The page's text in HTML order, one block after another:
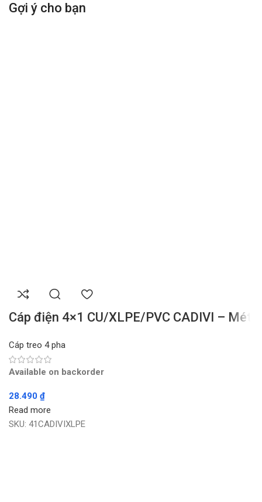
Gợi ý cho bạn
Cáp điện 4×1 CU/XLPE/PVC CADIVI – Mét
Cáp treo 4 pha
Available on backorder
28.490 ₫
Read more
SKU: 41CADIVIXLPE